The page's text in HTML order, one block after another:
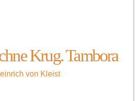
Krug. Tambora
von Kleist